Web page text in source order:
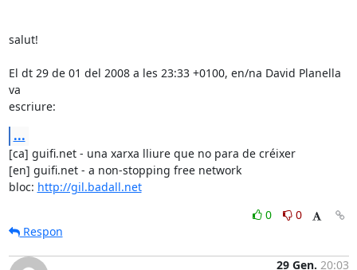
salut!
El dt 29 de 01 del 2008 a les 23:33 +0100, en/na David Planella
va
escriure:
...
[ca] guifi.net - una xarxa lliure que no para de créixer
[en] guifi.net - a non-stopping free network
bloc: http://gil.badall.net
0
0
Respon
29 Gen. 20:03